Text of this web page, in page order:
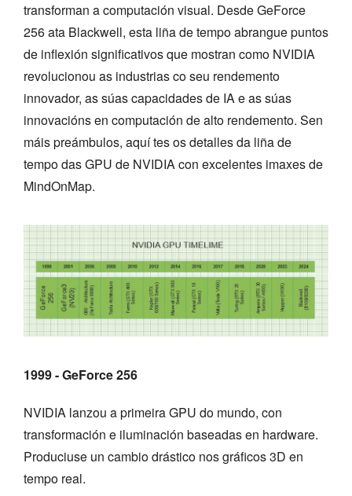
transforman a computación visual. Desde GeForce
256 ata Blackwell, esta liña de tempo abrangue puntos
de inflexión significativos que mostran como NVIDIA
revolucionou as industrias co seu rendemento
innovador, as súas capacidades de IA e as súas
innovacións en computación de alto rendemento. Sen
máis preámbulos, aquí tes os detalles da liña de
tempo das GPU de NVIDIA con excelentes imaxes de
MindOnMap.
1999 - GeForce 256
NVIDIA lanzou a primeira GPU do mundo, con
transformación e iluminación baseadas en hardware.
Produciuse un cambio drástico nos gráficos 3D en
tempo real.